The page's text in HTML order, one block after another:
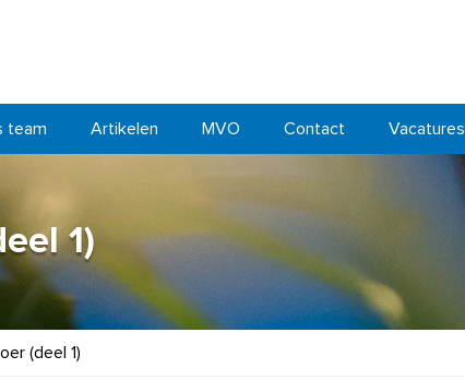
team Artikelen MVO Contact Vacatures
1)
(deel 1)